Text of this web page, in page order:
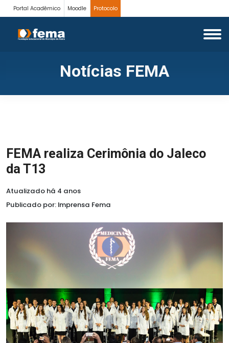
Portal Acadêmico Moodle Protocolo
Notícias FEMA
FEMA realiza Cerimônia do Jaleco
da T13
Atualizado há 4 anos
Publicado por: Imprensa Fema